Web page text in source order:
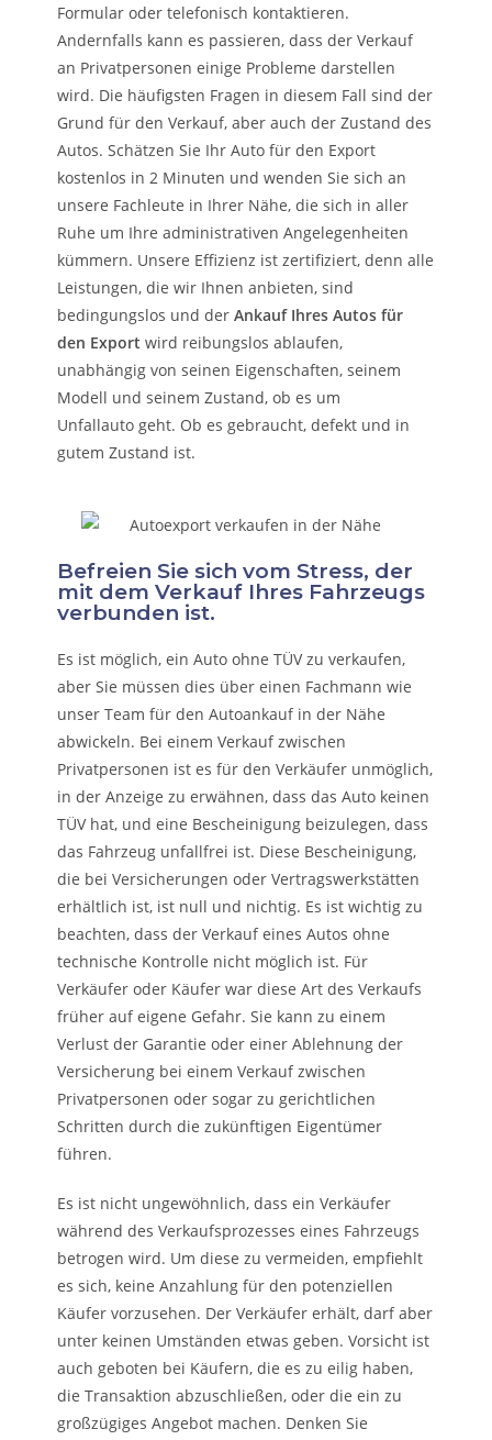
Formular oder telefonisch kontaktieren.
Andernfalls kann es passieren, dass der Verkauf
an Privatpersonen einige Probleme darstellen
wird. Die häufigsten Fragen in diesem Fall sind der
Grund für den Verkauf, aber auch der Zustand des
Autos. Schätzen Sie Ihr Auto für den Export
kostenlos in 2 Minuten und wenden Sie sich an
unsere Fachleute in Ihrer Nähe, die sich in aller
Ruhe um Ihre administrativen Angelegenheiten
kümmern. Unsere Effizienz ist zertifiziert, denn alle
Leistungen, die wir Ihnen anbieten, sind
bedingungslos und derAnkauf Ihres Autos für
den Export wird reibungslos ablaufen,
unabhängig von seinen Eigenschaften, seinem
Modell und seinem Zustand, ob es um
Unfallauto geht. Ob es gebraucht, defekt und in
gutem Zustand ist.
Befreien Sie sich vom Stress, der
mit dem Verkauf Ihres Fahrzeugs
verbunden ist.
Es ist möglich, ein Auto ohne TÜV zu verkaufen,
aber Sie müssen dies über einen Fachmann wie
unser Team für den Autoankauf in der Nähe
abwickeln. Bei einem Verkauf zwischen
Privatpersonen ist es für den Verkäufer unmöglich,
in der Anzeige zu erwähnen, dass das Auto keinen
TÜV hat, und eine Bescheinigung beizulegen, dass
das Fahrzeug unfallfrei ist. Diese Bescheinigung,
die bei Versicherungen oder Vertragswerkstätten
erhältlich ist, ist null und nichtig. Es ist wichtig zu
beachten, dass der Verkauf eines Autos ohne
technische Kontrolle nicht möglich ist. Für
Verkäufer oder Käufer war diese Art des Verkaufs
früher auf eigene Gefahr. Sie kann zu einem
Verlust der Garantie oder einer Ablehnung der
Versicherung bei einem Verkauf zwischen
Privatpersonen oder sogar zu gerichtlichen
Schritten durch die zukünftigen Eigentümer
führen.
Es ist nicht ungewöhnlich, dass ein Verkäufer
während des Verkaufsprozesses eines Fahrzeugs
betrogen wird. Um diese zu vermeiden, empfiehlt
es sich, keine Anzahlung für den potenziellen
Käufer vorzusehen. Der Verkäufer erhält, darf aber
unter keinen Umständen etwas geben. Vorsicht ist
auch geboten bei Käufern, die es zu eilig haben,
die Transaktion abzuschließen, oder die ein zu
großzügiges Angebot machen. Denken Sie